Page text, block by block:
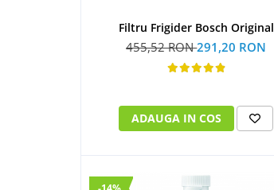
Filtru Frigider Bosch Original
455,52 RON291,20 RON
ADAUGA IN COS